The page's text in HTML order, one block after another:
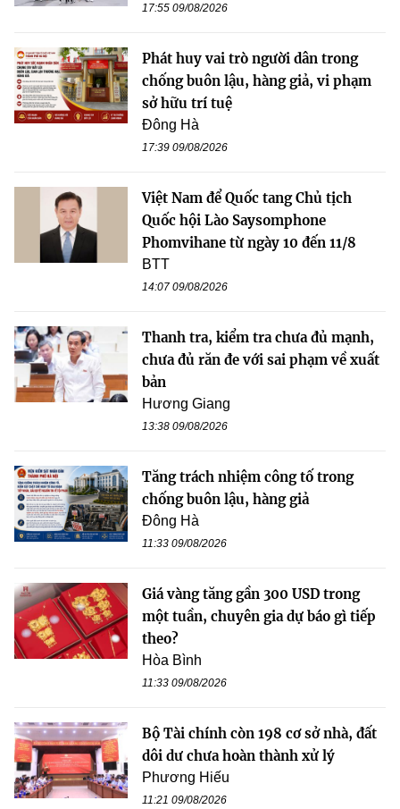
17:55 09/08/2026
Phát huy vai trò người dân trong
chống buôn lậu, hàng giả, vi phạm
sở hữu trí tuệ
Đông Hà
17:39 09/08/2026
Việt Nam để Quốc tang Chủ tịch
Quốc hội Lào Saysomphone
Phomvihane từ ngày 10 đến 11/8
BTT
14:07 09/08/2026
Thanh tra, kiểm tra chưa đủ mạnh,
chưa đủ răn đe với sai phạm về xuất
bản
Hương Giang
13:38 09/08/2026
Tăng trách nhiệm công tố trong
chống buôn lậu, hàng giả
Đông Hà
11:33 09/08/2026
Giá vàng tăng gần 300 USD trong
một tuần, chuyên gia dự báo gì tiếp
theo?
Hòa Bình
11:33 09/08/2026
Bộ Tài chính còn 198 cơ sở nhà, đất
dôi dư chưa hoàn thành xử lý
Phương Hiếu
11:21 09/08/2026